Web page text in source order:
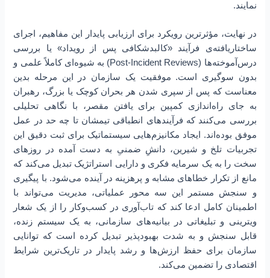
نمایند.
در نهایت، مؤثرترین رویکرد برای ارزیابی پایدار این مفاهیم، اجرای
ساختاریافته‌ی فرآیند «کالبدشکافی پس از رویداد» یا بررسی
درس‌آموخته‌ها (Post-Incident Reviews) به شیوه‌ای کاملاً علمی و
بدون سوگیری است. موفقیت یک سازمان در این مرحله بدین
معناست که پس از سپری شدن هر بحران کوچک یا بزرگ، رهبران
به جای راه‌اندازی کمپین برای یافتن مقصر، با نگاهی تحلیلی
بررسی می‌کنند که فرآیندهای انطباقی تیمشان تا چه حد در عمل
موفق بوده‌اند. ایجاد مکانیزم‌هایی سیستماتیک برای ثبت دقیق این
تجربیات تلخ و شیرین، دانشِ ضمنیِ به دست آمده در روزهای
سخت را به یک سرمایه فکری و دارایی استراتژیک تبدیل می‌کند که
مانع از تکرار خطاهای مشابه و پرهزینه در آینده می‌شود. با پیگیری
و سنجش مستمر این سه محور عملیاتی، مدیریت می‌تواند با
اطمینان کامل ادعا کند که تاب‌آوری در کسب‌و‌کار را از یک شعار
ویترینی و تبلیغاتی در بیانیه‌های سازمانی، به یک سیستم زنده،
قابل سنجش و به شدت بهبودپذیر تبدیل کرده است که توانایی
سازمان برای حفظ ارزش‌ها و رشد پایدار در تاریک‌ترین شرایط
اقتصادی را تضمین می‌کند.